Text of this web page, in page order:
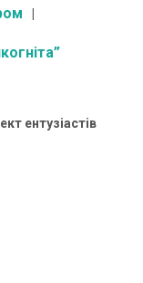
ентузіастів